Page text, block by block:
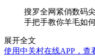
搜罗全网紧俏数码
手把手教你羊毛如
展开全文
使用中关村在线APP，查